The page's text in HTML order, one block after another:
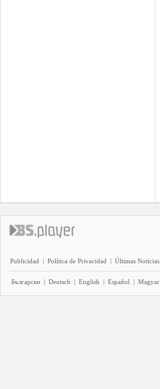
Publicidad | Política de Privacidad | Últimas Noticias
Български | Deutsch | English | Español | Magyar